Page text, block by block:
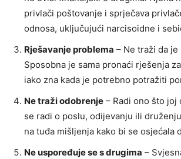
privlači poštovanje i sprječava
odnosa, uključujući narcisoidne i
Rješavanje problema – Ne traži da
Sposobna je sama pronaći rješenja
iako zna kada je potrebno potražiti
Ne traži odobrenje – Radi ono što joj
se radi o poslu, odijevanju ili
na tuđa mišljenja kako bi se osjećala
Ne uspoređuje se s drugima –